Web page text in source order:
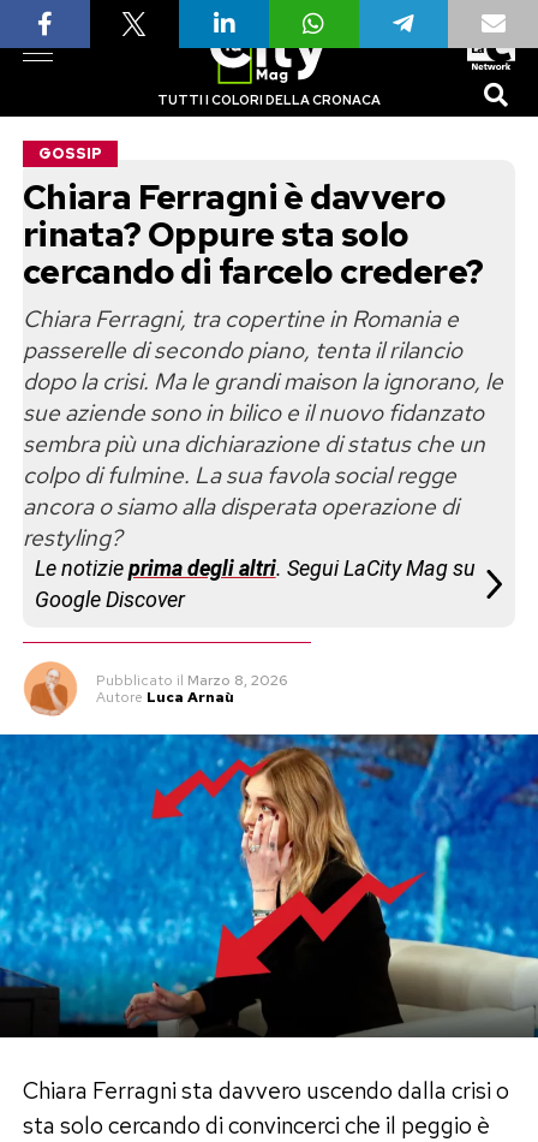
TUTTI I COLORI DELLA CRONACA
GOSSIP
Chiara Ferragni è davvero
rinata? Oppure sta solo
cercando di farcelo credere?
Chiara Ferragni, tra copertine in Romania e
passerelle di secondo piano, tenta il rilancio
dopo la crisi. Ma le grandi maison la ignorano, le
sue aziende sono in bilico e il nuovo fidanzato
sembra più una dichiarazione di status che un
colpo di fulmine. La sua favola social regge
ancora o siamo alla disperata operazione di
restyling?
Le notizieprima degli altri. Segui LaCity Mag su
Google Discover
Pubblicato il Marzo 8, 2026
Autore Luca Arnaù
Chiara Ferragni sta davvero uscendo dalla crisi o
sta solo cercando di convincerci che il peggio è